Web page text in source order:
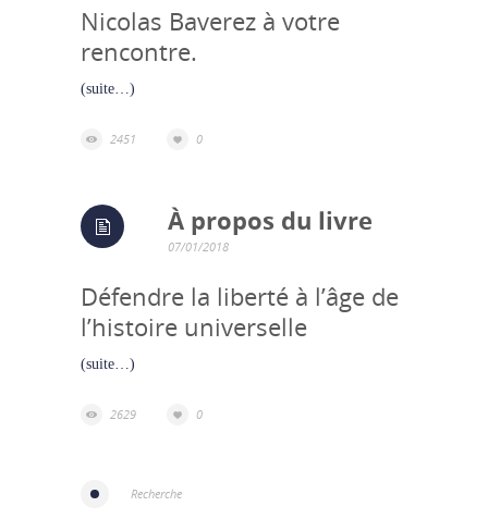
Nicolas Baverez à votre
rencontre.
(suite…)
2451 0
À propos du livre
07/01/2018
Défendre la liberté à l’âge de
l’histoire universelle
(suite…)
2629 0
Recherche